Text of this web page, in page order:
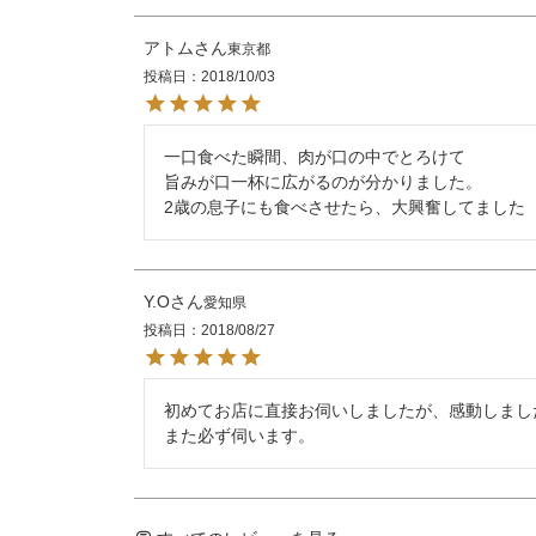
アトム
東京都
投稿日
2018/10/03
一口食べた瞬間、肉が口の中でとろけて
旨みが口一杯に広がるのが分かりました。
Y.O
愛知県
投稿日
2018/08/27
初めてお店に直接お伺いしましたが、感動しまし